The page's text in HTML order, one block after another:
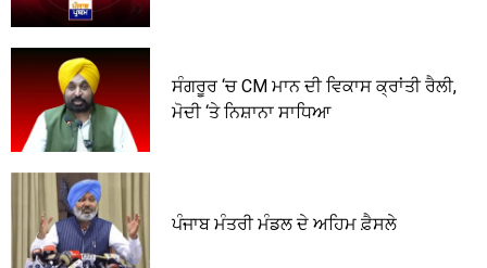
ਸੰਗਰੂਰ ‘ਚ CM ਮਾਨ ਦੀ ਵਿਕਾਸ ਕ੍ਰਾਂਤੀ ਰੈਲੀ,
ਮੋਦੀ ‘ਤੇ ਨਿਸ਼ਾਨਾ ਸਾਧਿਆ
ਪੰਜਾਬ ਮੰਤਰੀ ਮੰਡਲ ਦੇ ਅਹਿਮ ਫ਼ੈਸਲੇ